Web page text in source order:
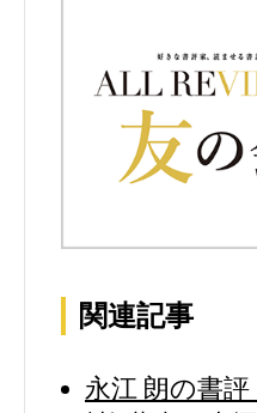
関連記事
永江 朗の書